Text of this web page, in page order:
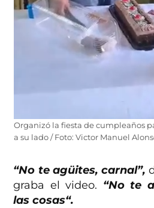
Organizó la fiesta de cumpleaños
a su lado / Foto: Victor Manuel
“No te agüites, carnal”,
graba el video. “No te
las cosas“.